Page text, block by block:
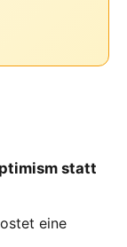
statt
eine